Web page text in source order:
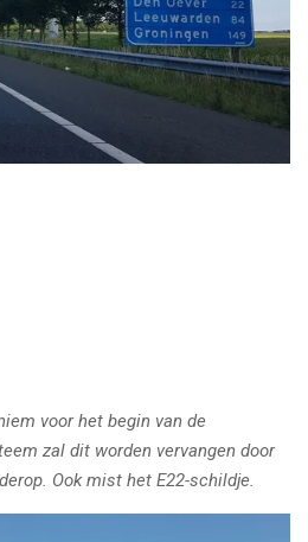
voor het begin van de
zal dit worden vervangen door
Ook mist het E22-schildje.